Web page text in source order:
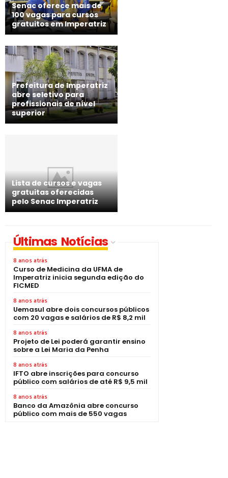
Senac oferece mais de
100 vagas para cursos
gratuitos em Imperatriz
Prefeitura de Imperatriz
abre seletivo para
profissionais de nível
superior
Lista de cursos e vagas
gratuitas oferecidas
pelo Senac Imperatriz
Últimas Notícias
8 anos atrás
Curso de Medicina da UFMA de
Imperatriz inicia segunda edição do
FICMED
8 anos atrás
Uemasul abre dois concursos públicos
com 20 vagas e salários de R$ 8,2 mil
8 anos atrás
Projeto de Lei poderá garantir ensino
sobre a Lei Maria da Penha
8 anos atrás
IFTO abre inscrições para concurso
público com salários de até R$ 9,5 mil
8 anos atrás
Banco da Amazônia abre concurso
público com mais de 550 vagas